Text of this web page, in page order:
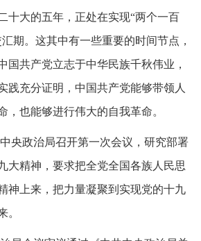
十大的五年，正处在实现“两个一百
期。这其中有一些重要的时间节点，
国共产党立志于中华民族千秋伟业，
践充分证明，中国共产党能够带领人
，也能够进行伟大的自我革命。
央政治局召开第一次会议，研究部署
大精神，要求把全党全国各族人民思
神上来，把力量凝聚到实现党的十九
。